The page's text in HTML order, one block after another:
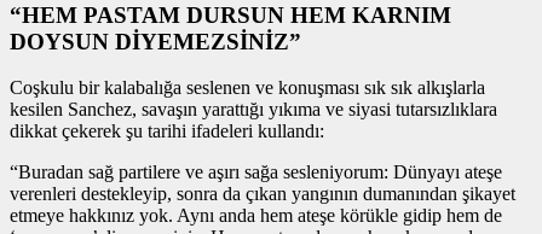
“HEM PASTAM DURSUN HEM KARNIM
DOYSUN DİYEMEZSİNİZ”
Coşkulu bir kalabalığa seslenen ve konuşması sık sık alkışlarla
kesilen Sanchez, savaşın yarattığı yıkıma ve siyasi tutarsızlıklara
dikkat çekerek şu tarihi ifadeleri kullandı:
“Buradan sağ partilere ve aşırı sağa sesleniyorum: Dünyayı ateşe
verenleri destekleyip, sonra da çıkan yangının dumanından şikayet
etmeye hakkınız yok. Aynı anda hem ateşe körükle gidip hem de